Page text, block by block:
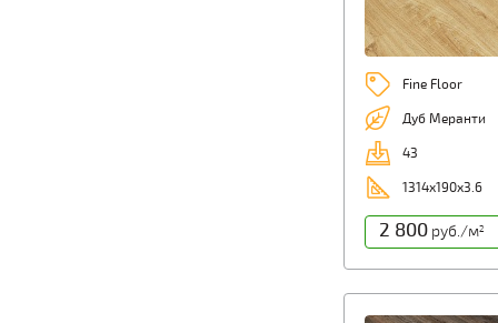
Fine Floor
Дуб Меранти
43
1314x190x3.6
2 800руб./м2